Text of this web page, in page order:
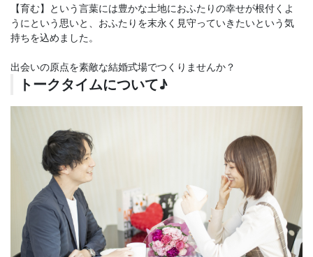
【育む】という言葉には豊かな土地におふたりの幸せが根付くよ
うにという思いと、おふたりを末永く見守っていきたいという気
持ちを込めました。
出会いの原点を素敵な結婚式場でつくりませんか？
トークタイムについて♪